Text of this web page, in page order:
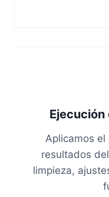
Aplicamos
resultados
limpieza,